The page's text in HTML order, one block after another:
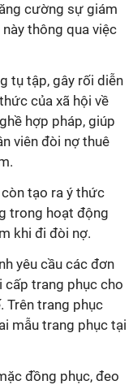
cường sự giám
thông qua việc
tụ tập, gây rối diễn
của xã hội về
hợp pháp, giúp
viên đòi nợ thuê
tạo ra ý thức
trong hoạt động
khi đi đòi nợ.
yêu cầu các đơn
cấp trang phục cho
Trên trang phục
mẫu trang phục tại
đồng phục, đeo